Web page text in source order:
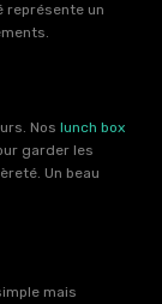
représente un
Nos lunch box
garder les
Un beau
mais